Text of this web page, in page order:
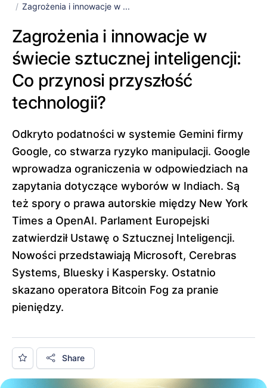
Zagrożenia i innowacje w ...
Zagrożenia i innowacje w
świecie sztucznej inteligencji:
Co przynosi przyszłość
technologii?
Odkryto podatności w systemie Gemini firmy
Google, co stwarza ryzyko manipulacji. Google
wprowadza ograniczenia w odpowiedziach na
zapytania dotyczące wyborów w Indiach. Są
też spory o prawa autorskie między New York
Times a OpenAI. Parlament Europejski
zatwierdził Ustawę o Sztucznej Inteligencji.
Nowości przedstawiają Microsoft, Cerebras
Systems, Bluesky i Kaspersky. Ostatnio
skazano operatora Bitcoin Fog za pranie
pieniędzy.
Share